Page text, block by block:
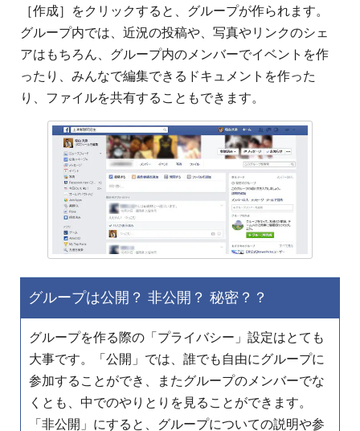
［作成］をクリックすると、グループが作られます。
グループ内では、近況の投稿や、写真やリンクのシェ
アはもちろん、グループ内のメンバーでイベントを作
ったり、みんなで編集できるドキュメントを作った
り、ファイルを共有することもできます。
グループは公開？ 非公開？ 秘密？？
グループを作る際の「プライバシー」設定はとても
大事です。「公開」では、誰でも自由にグループに
参加することができ、またグループのメンバーでな
くとも、中でのやりとりを見ることができます。
「非公開」にすると、グループについての説明や参